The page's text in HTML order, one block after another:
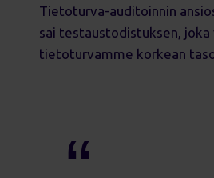
Tietoturva-auditoinnin
sai testaustodistuksen, joka
tietoturvamme korkean